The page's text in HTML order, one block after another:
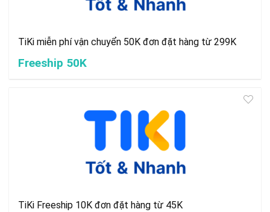
TiKi miễn phí vận chuyển 50K đơn đặt hàng từ 299K
Freeship 50K
TiKi Freeship 10K đơn đặt hàng từ 45K